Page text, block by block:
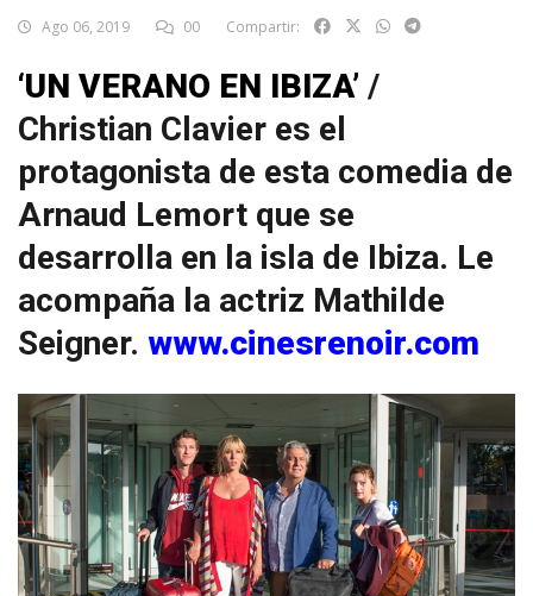
Ago 06, 2019 00 Compartir:
‘UN VERANO EN IBIZA’ /
Christian Clavier es el
protagonista de esta comedia de
Arnaud Lemort que se
desarrolla en la isla de Ibiza. Le
acompaña la actriz Mathilde
Seigner. www.cinesrenoir.com